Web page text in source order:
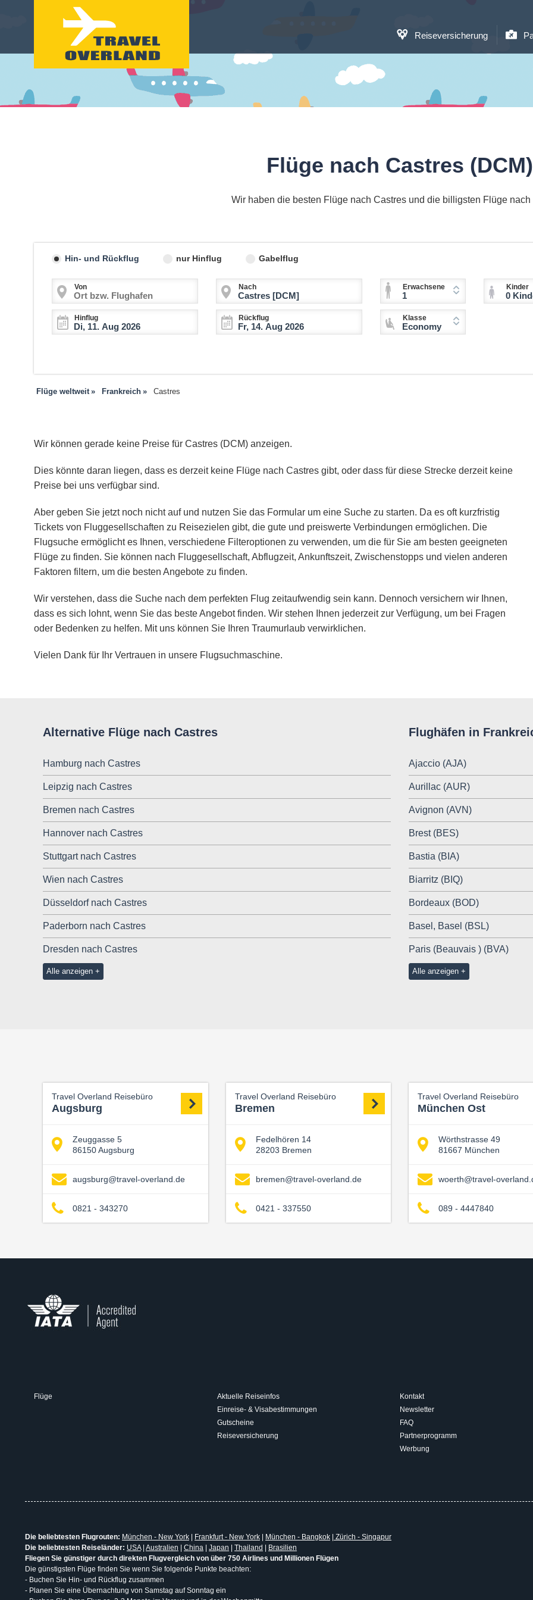
Reiseversicherung
Flüge nach Castres (DCM)
Wir haben die besten Flüge nach Castres und die billigsten Flüge nach
Hin- und Rückflug nur Hinflug Gabelflug
Von Nach
Hinflug Rückflug
Erwachsene
1
Kinder
0 Kinder (2-11
Klasse
Economy
Flüge weltweit Frankreich Castres
Wir können gerade keine Preise für Castres (DCM) anzeigen.
Dies könnte daran liegen, dass es derzeit keine Flüge nach Castres gibt, oder dass für diese Strecke derzeit keine
Preise bei uns verfügbar sind.
Aber geben Sie jetzt noch nicht auf und nutzen Sie das Formular um eine Suche zu starten. Da es oft kurzfristig
Tickets von Fluggesellschaften zu Reisezielen gibt, die gute und preiswerte Verbindungen ermöglichen. Die
Flugsuche ermöglicht es Ihnen, verschiedene Filteroptionen zu verwenden, um die für Sie am besten geeigneten
Flüge zu finden. Sie können nach Fluggesellschaft, Abflugzeit, Ankunftszeit, Zwischenstopps und vielen anderen
Faktoren filtern, um die besten Angebote zu finden.
Wir verstehen, dass die Suche nach dem perfekten Flug zeitaufwendig sein kann. Dennoch versichern wir Ihnen,
dass es sich lohnt, wenn Sie das beste Angebot finden. Wir stehen Ihnen jederzeit zur Verfügung, um bei Fragen
oder Bedenken zu helfen. Mit uns können Sie Ihren Traumurlaub verwirklichen.
Vielen Dank für Ihr Vertrauen in unsere Flugsuchmaschine.
Alternative Flüge nach Castres
Hamburg nach Castres
Leipzig nach Castres
Bremen nach Castres
Hannover nach Castres
Stuttgart nach Castres
Wien nach Castres
Düsseldorf nach Castres
Paderborn nach Castres
Dresden nach Castres
Alle anzeigen
Flughäfen in
Ajaccio (AJA)
Aurillac (AUR)
Avignon (AVN)
Brest (BES)
Bastia (BIA)
Biarritz (BIQ)
Bordeaux (BOD)
Basel, Basel (BSL)
Paris (Beauvais ) (BVA)
Alle anzeigen
Travel Overland Reisebüro
Augsburg
Zeuggasse 5
86150 Augsburg
augsburg@travel-overland.de
0821 - 343270
Travel Overland Reisebüro
Bremen
Fedelhören 14
28203 Bremen
bremen@travel-overland.de
0421 - 337550
Travel Overland Reisebüro
München Ost
Wörthstrasse 49
81667 München
woerth@travel-
089 - 4447840
Flüge
Aktuelle Reiseinfos
Einreise- & Visabestimmungen
Gutscheine
Reiseversicherung
Kontakt
Newsletter
FAQ
Partnerprogramm
Werbung
Die beliebtesten Flugrouten: München - New York Frankfurt - New York München - Bangkok
Zürich - Singapur
Die beliebtesten Reiseländer: USA| Australien China Japan Thailand
Brasilien
Fliegen Sie günstiger durch direkten Flugvergleich von über 750 Airlines und Millionen Flügen
Die günstigsten Flüge finden Sie wenn Sie folgende Punkte beachten:
- Buchen Sie Hin- und Rückflug zusammen
- Planen Sie eine Übernachtung von Samstag auf Sonntag ein